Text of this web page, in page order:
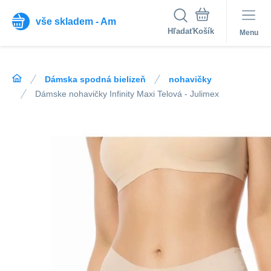
vše skladem - Am
Hľadať Menu
Dámska spodná bielizeň
nohavičky
Dámske nohavičky Infinity Maxi Telová - Julimex